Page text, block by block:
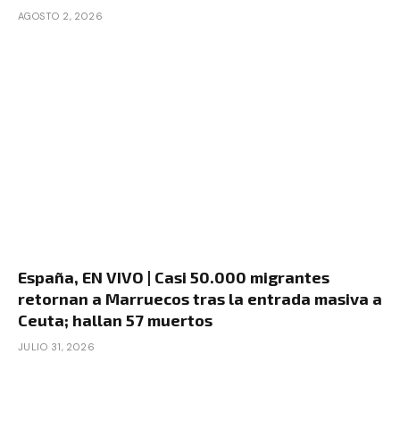
AGOSTO 2, 2026
España, EN VIVO | Casi 50.000 migrantes
retornan a Marruecos tras la entrada masiva a
Ceuta; hallan 57 muertos
JULIO 31, 2026